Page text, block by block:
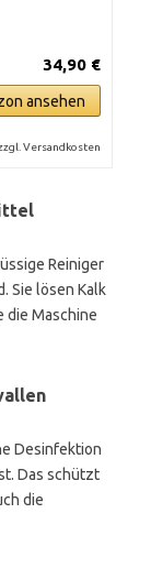
34,90 €
ansehen
Versandkosten
Reiniger
Sie lösen Kalk
die Maschine
Desinfektion
Das schützt
die